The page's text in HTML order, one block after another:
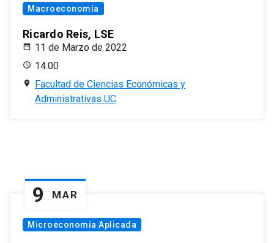
Macroeconomía
Ricardo Reis, LSE
11 de Marzo de 2022
14:00
Facultad de Ciencias Económicas y
Administrativas UC
9 MAR
Microeconomía Aplicada